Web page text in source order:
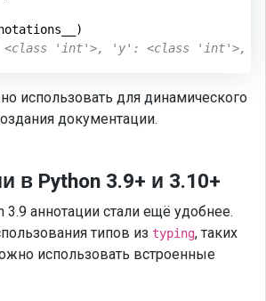
<class 'int'>, 'y': <class 'int'>,
использовать для динамического
документации.
в Python 3.9+ и 3.10+
аннотации стали ещё удобнее.
типов из typing, таких
использовать встроенные